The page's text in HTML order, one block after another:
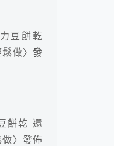
豆餅乾
鬆做〉發
餅乾 還
做〉發佈